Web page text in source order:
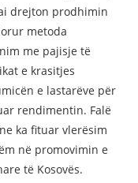
drejton prodhimin
metoda
me pajisje të
e krasitjes
e lastarëve për
rendimentin. Falë
ka fituar vlerësim
në promovimin e
të Kosovës.